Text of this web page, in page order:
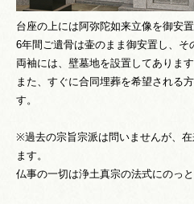
台座の上には阿弥陀如来立像を御安置
6年間ご遺骨は壷のまま御安置し、そ
両袖には、壁墓地を設置してあります
また、すぐに合同埋葬を希望される
す。
※過去の宗旨宗派は問いませんが、
ます。
仏事の一切は浄土真宗の法式にのっ